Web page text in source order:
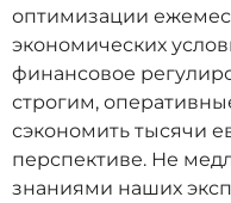
оптимизации
экономических
финансовое
строгим,
сэкономить тысячи
перспективе. Не
знаниями наших